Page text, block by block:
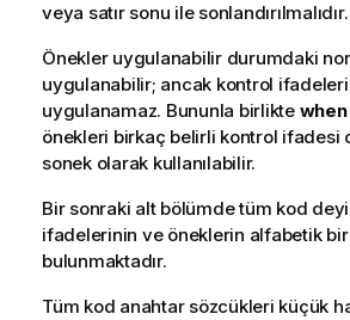
veya satır sonu ile sonlandırılmalıdır.
Önekler uygulanabilir durumdaki
uygulanabilir; ancak kontrol
uygulanamaz. Bununla birlikte when
önekleri birkaç belirli kontrol ifadesi
sonek olarak kullanılabilir.
Bir sonraki alt bölümde tüm kod
ifadelerinin ve öneklerin alfabetik
bulunmaktadır.
Tüm kod anahtar sözcükleri küçük